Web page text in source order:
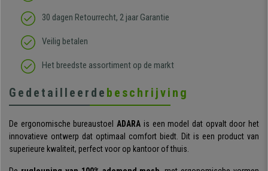
30 dagen Retourrecht, 2 jaar Garantie
Veilig betalen
Het breedste assortiment op de markt
Gedetailleerde beschrijving
De ergonomische bureaustoelADARA is een model dat opvalt door het
innovatieve ontwerp dat optimaal comfort biedt. Dit is een product van
superieure kwaliteit, perfect voor op kantoor of thuis.